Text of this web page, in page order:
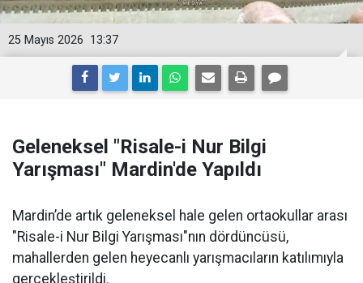
13:37
25 Mayıs 2026
Geleneksel "Risale-i Nur Bilgi
Yarışması" Mardin'de Yapıldı
Mardin’de artık geleneksel hale gelen ortaokullar arası
"Risale-i Nur Bilgi Yarışması"nın dördüncüsü,
mahallerden gelen heyecanlı yarışmacıların katılımıyla
gerçekleştirildi.